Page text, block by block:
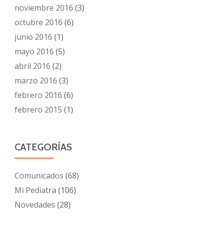
noviembre 2016 (3)
octubre 2016 (6)
junio 2016 (1)
mayo 2016 (5)
abril 2016 (2)
marzo 2016 (3)
febrero 2016 (6)
febrero 2015 (1)
CATEGORÍAS
Comunicados (68)
Mi Pediatra (106)
Novedades (28)